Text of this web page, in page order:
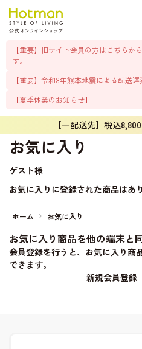
【重要】旧サイト会員の方はこちらか
す。
【重要】令和8年熊本地震による配送遅
【夏季休業のお知らせ】
【一配送先】税込
お気に入り
ゲスト様
お気に入りに登録された商品はあ
ホーム お気に入り
お気に入り商品を他の端末と
会員登録を行うと、お気に入り商
できます。
新規会員登録